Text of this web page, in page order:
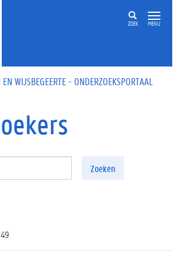
gaan
ZOEK MENU
WIJSBEGEERTE - ONDERZOEKSPORTAAL
Zoeken